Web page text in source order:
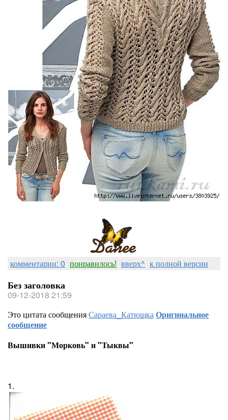
комментарии: 0 понравилось! вверх^ к полной версии
Без заголовка
09-12-2018 21:59
Это цитата сообщенияСараева_КатющкаОригинальное
сообщение
Вышивки "Морковь" и "Тыквы"
1.